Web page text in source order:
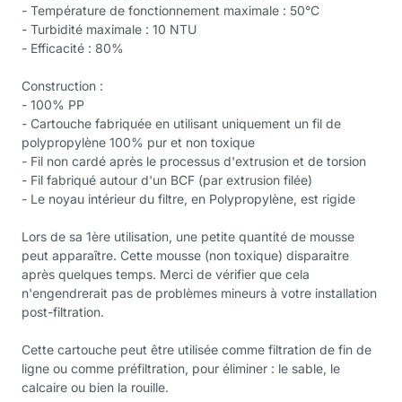
- Température de fonctionnement maximale : 50°C
- Turbidité maximale : 10 NTU
- Efficacité : 80%
Construction :
- 100% PP
- Cartouche fabriquée en utilisant uniquement un fil de
polypropylène 100% pur et non toxique
- Fil non cardé après le processus d'extrusion et de torsion
- Fil fabriqué autour d'un BCF (par extrusion filée)
- Le noyau intérieur du filtre, en Polypropylène, est rigide
Lors de sa 1ère utilisation, une petite quantité de mousse
peut apparaître. Cette mousse (non toxique) disparaitre
après quelques temps. Merci de vérifier que cela
n'engendrerait pas de problèmes mineurs à votre installation
post-filtration.
Cette cartouche peut être utilisée comme filtration de fin de
ligne ou comme préfiltration, pour éliminer : le sable, le
calcaire ou bien la rouille.